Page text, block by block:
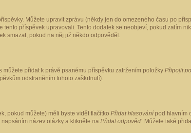
Můžete upravit zprávu (někdy jen do omezeného času po
příspěvek upravovali. Tento dodatek se neobjeví, pokud zatím
smazat, pokud na něj již někdo odpověděl.
můžete přidat k právě psanému příspěvku zatržením položky Připojit
odstraněním tohoto zaškrtnutí).
pokud můžete) měli byste vidět tlačítko Přidat hlasování pod hlavním
název otázky a klikněte na Přidat odpověď. Můžete také